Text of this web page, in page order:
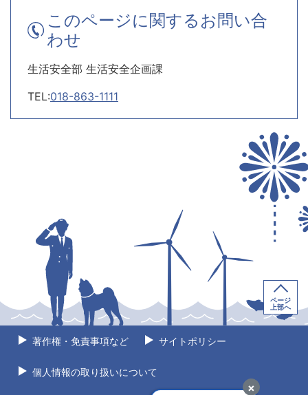
このページに関するお問い合
わせ
生活安全部 生活安全企画課
TEL:018-863-1111
×
著作権・免責事項など サイトポリシー
個人情報の取り扱いについて
ページ
上部へ